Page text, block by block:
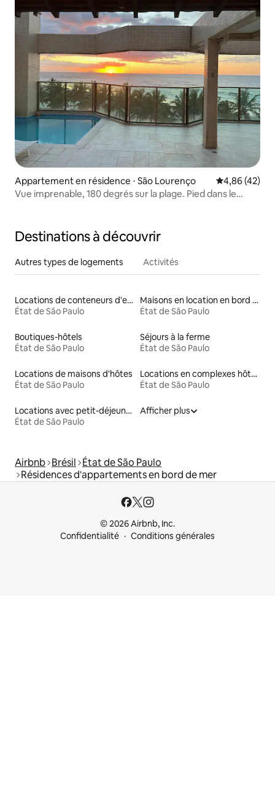
Appartement en résidence ⋅ São Lourenço Évaluation
4,86 (42)
Vue imprenable, 180 degrés sur la plage. Pied dans le
Destinations à découvrir
Autres types de logements Activités
Locations de conteneurs d'expédition
État de São Paulo
Maisons en location en bord de mer
État de São Paulo
Boutiques-hôtels
État de São Paulo
Séjours à la ferme
État de São Paulo
Locations de maisons d'hôtes
État de São Paulo
Locations en complexes hôteliers
État de São Paulo
Locations avec petit-déjeuner
État de São Paulo
Afficher plus
Airbnb Brésil État de São Paulo
Résidences d'appartements en bord de mer
© 2026 Airbnb, Inc.
Confidentialité
Conditions générales